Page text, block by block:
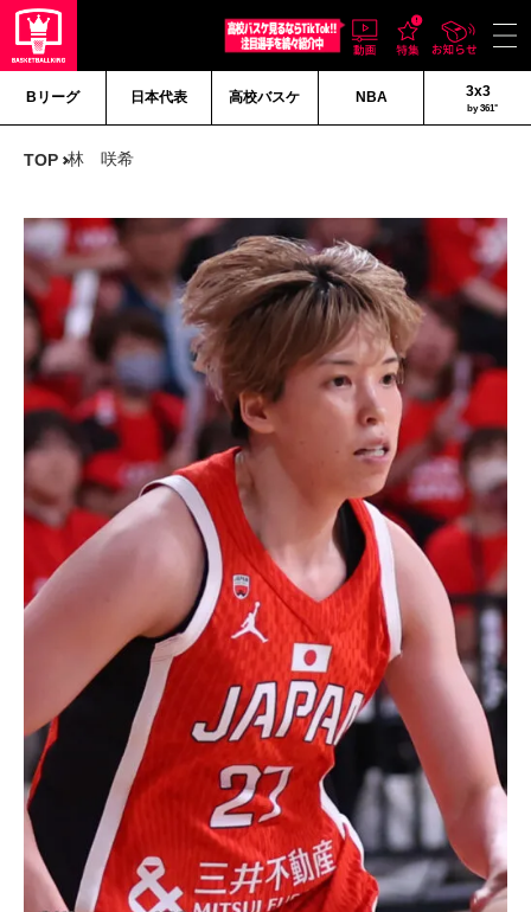
Bリーグ 日本代表 高校バスケ NBA 3x3
by 361°
TOP 林 咲希